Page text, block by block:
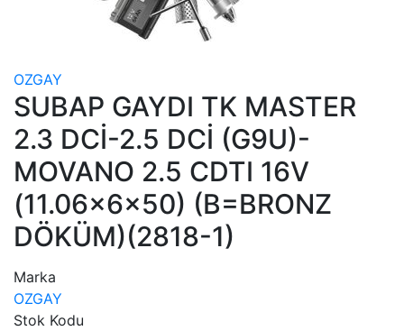
OZGAY
SUBAP GAYDI TK MASTER
2.3 DCİ-2.5 DCİ (G9U)-
MOVANO 2.5 CDTI 16V
(11.06x6x50) (B=BRONZ
DÖKÜM)(2818-1)
Marka
OZGAY
Stok Kodu